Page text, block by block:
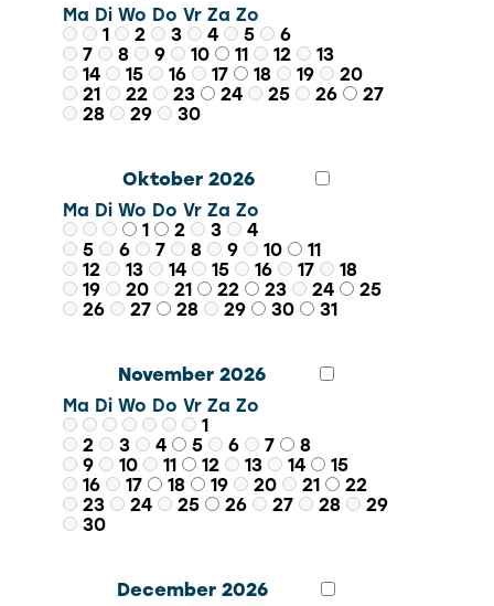
Ma Di Wo Do Vr Za Zo
1
2 3 4 5
6
7
8 9 10 11 12
13
14
15 16 17 18 19
20
21
22 23 24 25 26
27
28
29 30
Oktober 2026
Ma Di Wo Do Vr Za Zo
1
2 3
4
5
6 7 8 9 10
11
12
13 14 15 16 17
18
19
20 21 22 23 24
25
26
27 28 29 30 31
November 2026
Ma Di Wo Do Vr Za Zo
1
2
3 4 5 6 7
8
9
10 11 12 13 14
15
16
17 18 19 20 21
22
23
24 25 26 27 28
29
30
December 2026